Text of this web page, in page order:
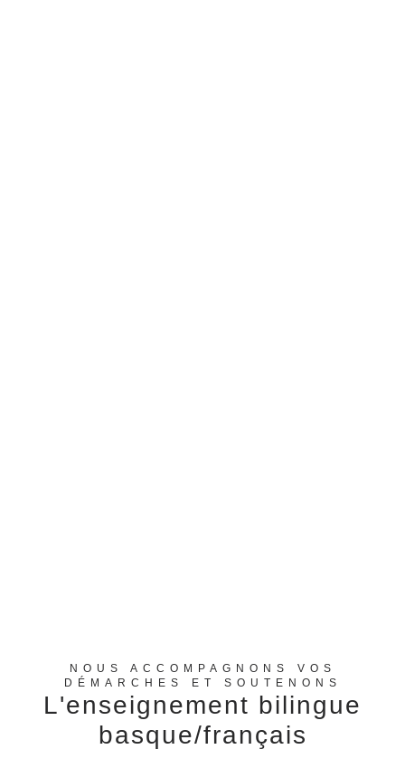
NOUS ACCOMPAGNONS VOS
DÉMARCHES ET SOUTENONS
L'enseignement bilingue
basque/français